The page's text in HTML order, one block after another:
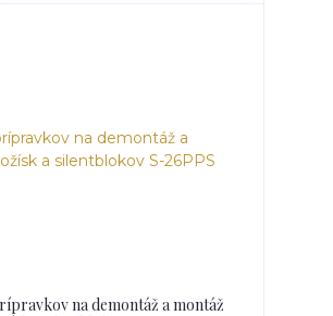
na demontáž a montáž